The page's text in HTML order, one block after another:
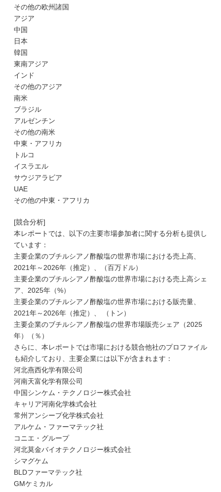
その他の欧州諸国
アジア
中国
日本
韓国
東南アジア
インド
その他のアジア
南米
ブラジル
アルゼンチン
その他の南米
中東・アフリカ
トルコ
イスラエル
サウジアラビア
UAE
その他の中東・アフリカ
[競合分析]
本レポートでは、以下の主要市場参加者に関する分析も提供し
ています：
主要企業のブチルシアノ酢酸塩の世界市場における売上高、
2021年～2026年（推定）、（百万ドル）
主要企業のブチルシアノ酢酸塩の世界市場における売上高シェ
ア、2025年（%）
主要企業のブチルシアノ酢酸塩の世界市場における販売量、
2021年～2026年（推定）、 （トン）
主要企業のブチルシアノ酢酸塩の世界市場販売シェア（2025
年）（％）
さらに、本レポートでは市場における競合他社のプロファイル
も紹介しており、主要企業には以下が含まれます：
河北燕西化学有限公司
河南天富化学有限公司
中国シンケム・テクノロジー株式会社
キャリア河南化学株式会社
常州アンシープ化学株式会社
アルケム・ファーマテック社
コニエ・グループ
河北莫金バイオテクノロジー株式会社
シマグケム
BLDファーマテック社
GMケミカル